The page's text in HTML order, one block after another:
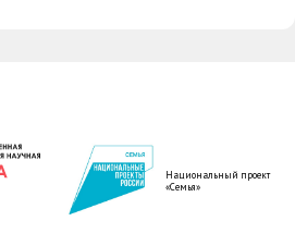
Национальный проект
«Семья»